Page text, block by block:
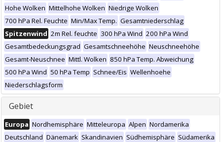
Hohe Wolken Mittelhohe Wolken Niedrige Wolken
700 hPa Rel. Feuchte Min/Max Temp. Gesamtniederschlag
Spitzenwind 2m Rel. feuchte 300 hPa Wind 200 hPa Wind
Gesamtbedeckungsgrad Gesamtschneehöhe Neuschneehöhe
Gesamt-Neuschnee Mittl. Wolken 850 hPa Temp. Abweichung
500 hPa Wind 50 hPa Temp Schnee/Eis Wellenhoehe
Niederschlagsform
Gebiet
Europa Nordhemisphäre Mitteleuropa Alpen Nordamerika
Deutschland Dänemark Skandinavien Südhemisphäre Südamerika